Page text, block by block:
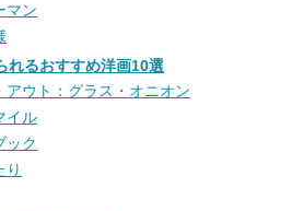
マン
れるおすすめ洋画10選
アウト：グラス・オニオン
イル
ック
り